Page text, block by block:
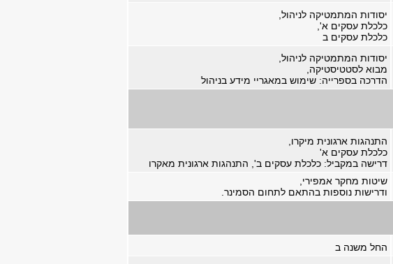
יסודות המתמטיקה לניהול,
כלכלת עסקים א',
כלכלת עסקים ב
יסודות המתמטיקה לניהול,
מבוא לסטטיסטיקה,
הדרכה בספרייה: שימוש במאגריי מידע בניהול
התנהגות ארגונית מיקרו,
כלכלת עסקים א'
דרישה במקביל: כלכלת עסקים ב', התנהגות ארגונית מאקרו
שיטות מחקר אמפירי,
ודרישות נוספות בהתאם לתחום הסמינר.
החל משנה ב